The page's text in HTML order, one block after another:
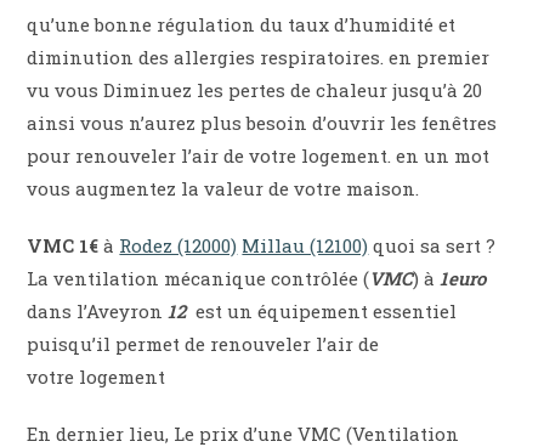
qu’une bonne régulation du taux d’humidité et
diminution des allergies respiratoires. en premier
vu vous Diminuez les pertes de chaleur jusqu’à 20
ainsi vous n’aurez plus besoin d’ouvrir les fenêtres
pour renouveler l’air de votre logement. en un mot
vous augmentez la valeur de votre maison.
VMC 1€ à Rodez (12000) Millau (12100) quoi sa sert ?
La ventilation mécanique contrôlée (VMC) à 1euro
dans l’Aveyron 12est un équipement essentiel
puisqu’il permet de renouveler l’air de
votre logement
En dernier lieu, Le prix d’une VMC (Ventilation